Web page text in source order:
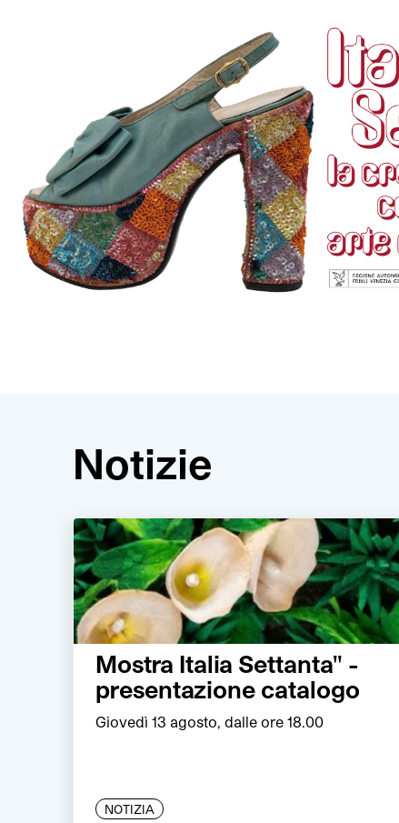
Notizie
Mostra Italia Settanta" -
presentazione catalogo
Giovedì 13 agosto, dalle ore 18.00
NOTIZIA